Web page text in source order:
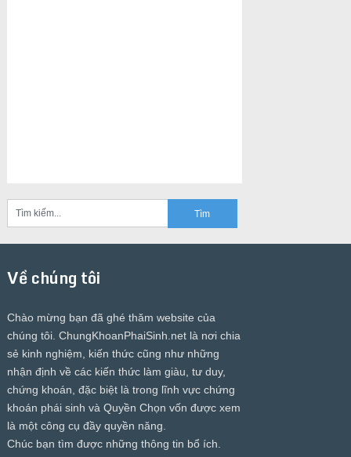
Về chúng tôi
Chào mừng bạn đã ghé thăm website của
chúng tôi. ChungKhoanPhaiSinh.netlà nơi chia
sẻ kinh nghiệm, kiến thức cũng như những
nhận định về các kiến thức làm giàu, tư duy,
chứng khoán, đặc biệt là trong lĩnh vực chứng
khoán phái sinh và Quyền Chọn vốn được xem
là một công cụ đầy quyền năng.
Chúc bạn tìm được những thông tin bổ ích.